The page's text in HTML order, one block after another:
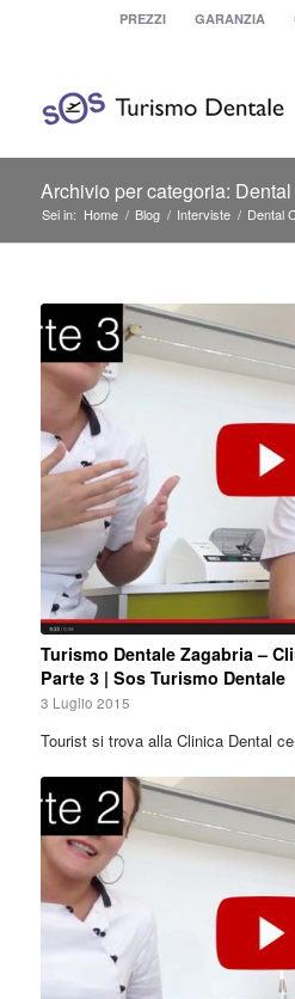
PREZZI GARANZIA
Archivio per categoria:
Sei in: Home / Blog / Interviste / Dental
Turismo Dentale Zagabria –
Parte 3 | Sos Turismo Dentale
3 Luglio 2015
Tourist si trova alla Clinica Dental